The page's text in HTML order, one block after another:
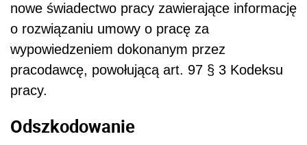
nowe świadectwo pracy zawierające informację
o rozwiązaniu umowy o pracę za
wypowiedzeniem dokonanym przez
pracodawcę, powołującą art. 97 § 3 Kodeksu
pracy.
Odszkodowanie